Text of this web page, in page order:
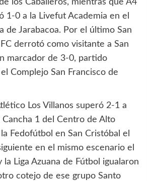
los Caballeros, mientras que A4
1-0 a la Livefut Academia en el
de Jarabacoa. Por el último San
derrotó como visitante a San
marcador de 3-0, partido
Complejo San Francisco de
Los Villanos superó 2-1 a
Cancha 1 del Centro de Alto
Fedofútbol en San Cristóbal el
en el mismo escenario el
Liga Azuana de Fútbol igualaron
cotejo de ese grupo Santo